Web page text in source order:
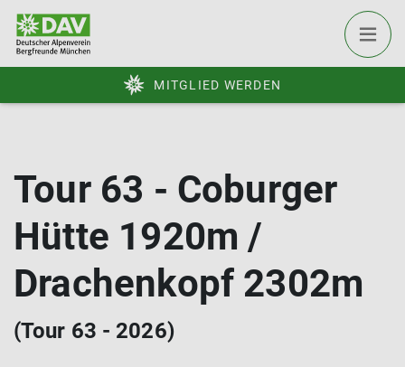
MITGLIED WERDEN
Tour 63 - Coburger
Hütte 1920m /
Drachenkopf 2302m
(Tour 63 - 2026)